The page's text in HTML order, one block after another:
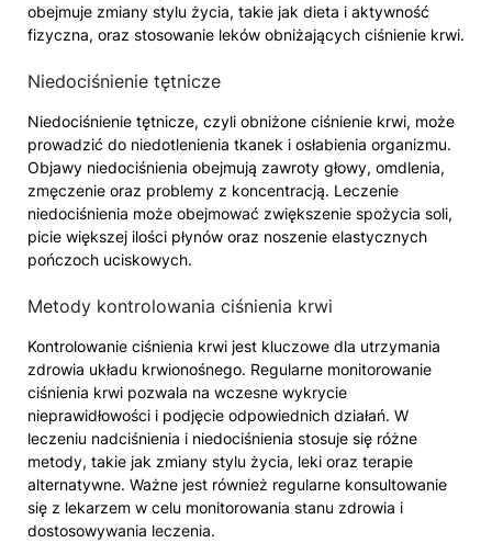
obejmuje zmiany stylu życia, takie jak dieta i aktywność
fizyczna, oraz stosowanie leków obniżających ciśnienie krwi.
Niedociśnienie tętnicze
Niedociśnienie tętnicze, czyli obniżone ciśnienie krwi, może
prowadzić do niedotlenienia tkanek i osłabienia organizmu.
Objawy niedociśnienia obejmują zawroty głowy, omdlenia,
zmęczenie oraz problemy z koncentracją. Leczenie
niedociśnienia może obejmować zwiększenie spożycia soli,
picie większej ilości płynów oraz noszenie elastycznych
pończoch uciskowych.
Metody kontrolowania ciśnienia krwi
Kontrolowanie ciśnienia krwi jest kluczowe dla utrzymania
zdrowia układu krwionośnego. Regularne monitorowanie
ciśnienia krwi pozwala na wczesne wykrycie
nieprawidłowości i podjęcie odpowiednich działań. W
leczeniu nadciśnienia i niedociśnienia stosuje się różne
metody, takie jak zmiany stylu życia, leki oraz terapie
alternatywne. Ważne jest również regularne konsultowanie
się z lekarzem w celu monitorowania stanu zdrowia i
dostosowywania leczenia.